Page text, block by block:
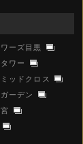
ーズ目黒
ワー
ッドクロス
ーデン